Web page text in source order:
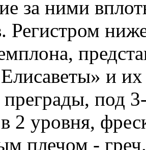
за ними
Регистром
и
преграды, под
2 уровня,
плечом -